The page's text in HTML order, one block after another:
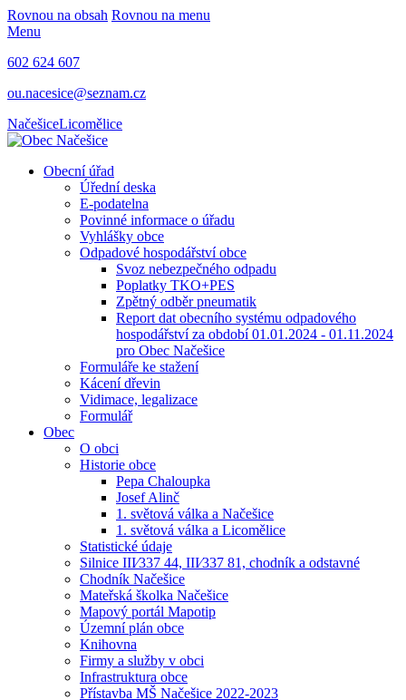
Rovnou na obsah Rovnou na menu
Menu
602 624 607
ou.nacesice@seznam.cz
NačešiceLicomělice
Obecní úřad
Úřední deska
E-podatelna
Povinné informace o úřadu
Vyhlášky obce
Odpadové hospodářství obce
Svoz nebezpečného odpadu
Poplatky TKO+PES
Zpětný odběr pneumatik
Report dat obecního systému odpadového
hospodářství za období 01.01.2024 - 01.11.2024
pro Obec Načešice
Formuláře ke stažení
Kácení dřevin
Vidimace, legalizace
Formulář
Obec
O obci
Historie obce
Pepa Chaloupka
Josef Alinč
1. světová válka a Načešice
1. světová válka a Licomělice
Statistické údaje
Silnice III⁄337 44, III⁄337 81, chodník a odstavné
Chodník Načešice
Mateřská školka Načešice
Mapový portál Mapotip
Územní plán obce
Knihovna
Firmy a služby v obci
Infrastruktura obce
Přístavba MŠ Načešice 2022-2023